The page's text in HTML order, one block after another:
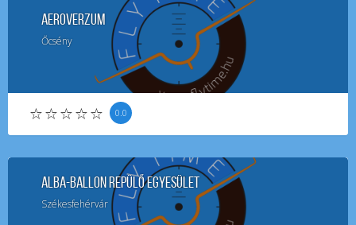
Aeroverzum
Őcsény
0.0
Alba-Ballon Repülő Egyesület
Székesfehérvár